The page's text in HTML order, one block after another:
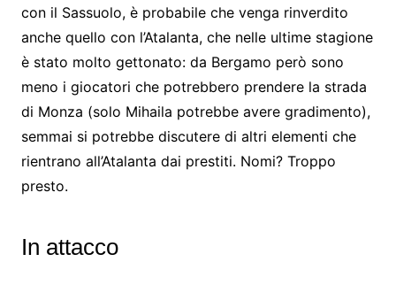
con il Sassuolo, è probabile che venga rinverdito
anche quello con l’Atalanta, che nelle ultime stagione
è stato molto gettonato: da Bergamo però sono
meno i giocatori che potrebbero prendere la strada
di Monza (solo Mihaila potrebbe avere gradimento),
semmai si potrebbe discutere di altri elementi che
rientrano all’Atalanta dai prestiti. Nomi? Troppo
presto.
In attacco